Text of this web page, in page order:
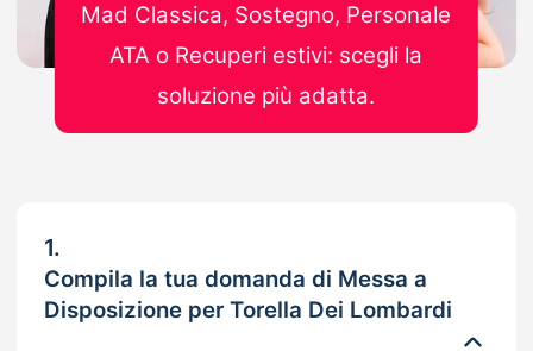
1.
Compila la tua domanda di Messa a
Disposizione per Torella Dei Lombardi
Mad Classica, Sostegno, Personale
ATA o Recuperi estivi: scegli la
soluzione più adatta.